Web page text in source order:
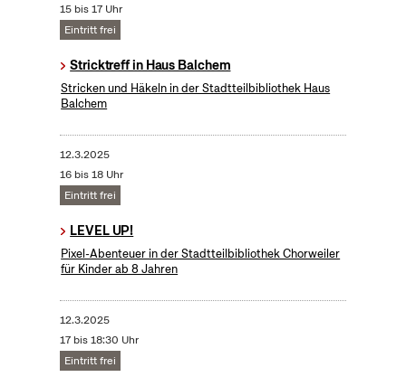
15 bis 17 Uhr
Eintritt frei
Stricktreff in Haus Balchem
Stricken und Häkeln in der Stadtteilbibliothek Haus
Balchem
12.3.2025
16 bis 18 Uhr
Eintritt frei
LEVEL UP!
Pixel-Abenteuer in der Stadtteilbibliothek Chorweiler
für Kinder ab 8 Jahren
12.3.2025
17 bis 18:30 Uhr
Eintritt frei